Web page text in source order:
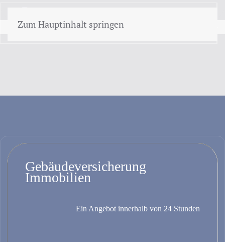
Zum Hauptinhalt springen
speisekarte
Gebäudeversicherung
Immobilien
Ein Angebot innerhalb von 24 Stunden